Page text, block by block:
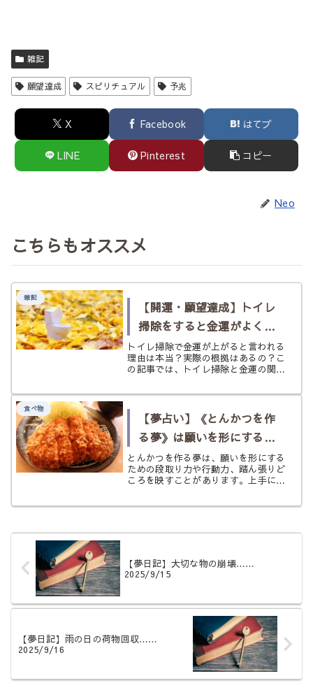
雑記
願望達成 スピリチュアル 予兆
X Facebook はてブ
LINE Pinterest コピー
Neo
こちらもオススメ
雑記
【開運・願望達成】トイレ
掃除をすると金運がよくな
るって本当？現実とスピリ
チュアルの両面から考察し
トイレ掃除で金運が上がると言われる
理由は本当？実際の根拠はあるの？こ
の記事では、トイレ掃除と金運の関係
わかりやすく検証。有名人や偉人の実
践アドバイスまで紹介します。
食べ物
【夢占い】《とんかつを作
る夢》は願いを形にするサ
イン？ 段取り・熱量・踏ん
張りどころを状況別にひも
とんかつを作る夢は、願いを形にする
ための段取り力や行動力、踏ん張りど
ころを映すことがあります。上手に作
めに作るなど状況別にやわらかく読み
【夢日記】大切な物の崩壊……
2025/9/15
【夢日記】雨の日の荷物回収……
2025/9/16